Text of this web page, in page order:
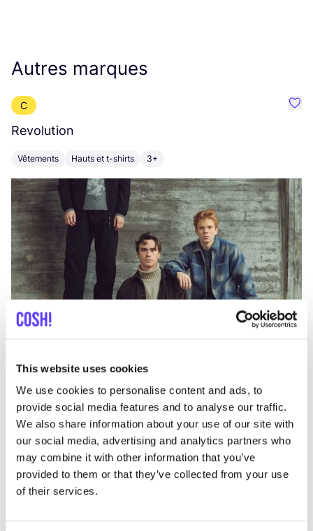
This website uses cookies
We use cookies to personalise content and ads, to
provide social media features and to analyse our traffic.
We also share information about your use of our site with
our social media, advertising and analytics partners who
may combine it with other information that you’ve
provided to them or that they’ve collected from your use
of their services.
Autres marques
C
Revolution
Vêtements Hauts et t-shirts 3+